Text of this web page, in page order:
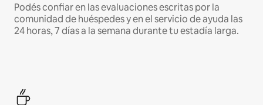
Podés confiar en las evaluaciones escritas por la
comunidad de huéspedes y en el servicio de ayuda las
24 horas, 7 días a la semana durante tu estadía larga.